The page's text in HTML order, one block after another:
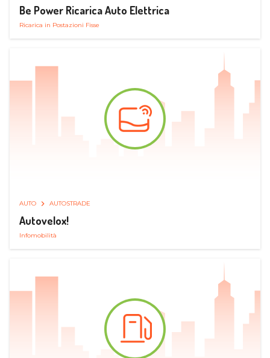
Be Power Ricarica Auto Elettrica
Ricarica in Postazioni Fisse
AUTO AUTOSTRADE
Autovelox!
Infomobilità